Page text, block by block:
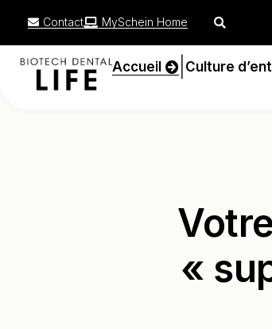
Contact MySchein Home
Accueil Culture
«